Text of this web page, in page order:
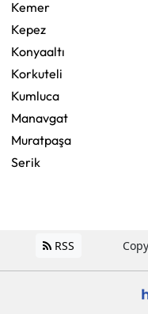
Kemer
Kepez
Konyaaltı
Korkuteli
Kumluca
Manavgat
Muratpaşa
Serik
RSS